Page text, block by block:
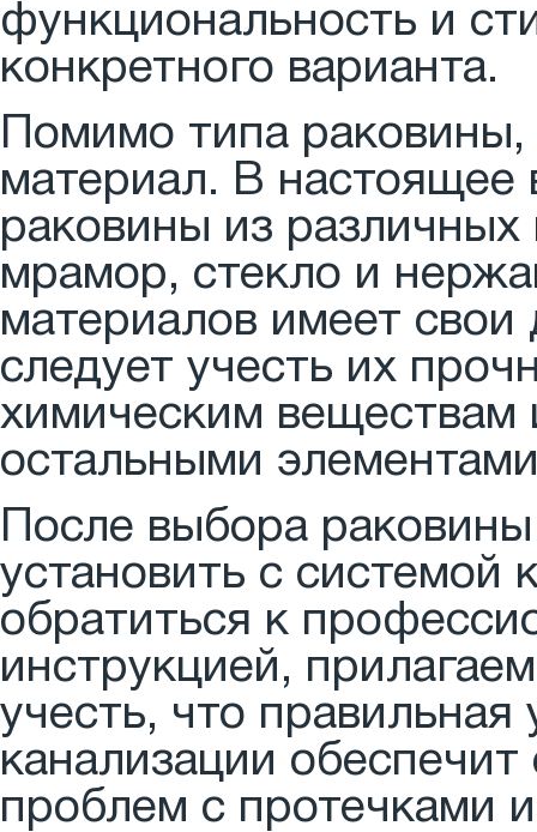
функциональность и
конкретного варианта.
Помимо типа
материал. В настоящее
раковины из
мрамор, стекло и
материалов имеет свои
следует учесть их
химическим веществам
остальными
После выбора
установить с системой
обратиться к
инструкцией,
учесть, что
канализации
проблем с протечками